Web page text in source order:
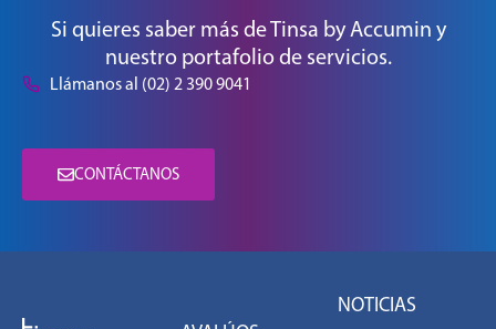
Si quieres saber más de Tinsa by Accumin y
nuestro portafolio de servicios.
Llámanos al (02) 2 390 9041
CONTÁCTANOS
NOTICIAS